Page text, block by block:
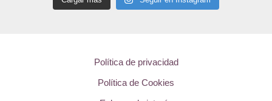
Política de privacidad
Política de Cookies